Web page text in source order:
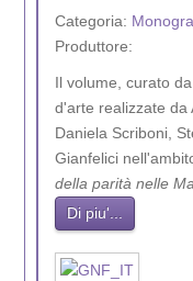
Categoria:
Produttore:
Il volume, curato
d'arte realizzate da
Daniela Scriboni,
Gianfelici
della parità nelle
Di piu'...